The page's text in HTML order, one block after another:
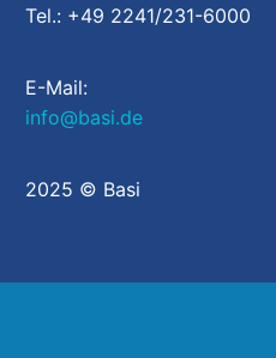
Tel.: +49 2241/231-6000
E-Mail:
info@basi.de
2025 © Basi